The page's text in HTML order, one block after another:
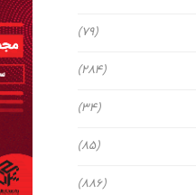
(79)
(284)
(34)
(85)
(886)